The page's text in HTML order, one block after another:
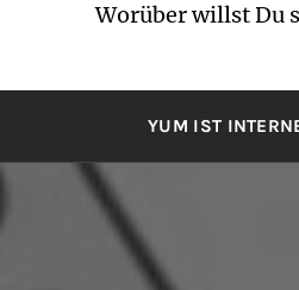
Worüber willst Du
YUM IST